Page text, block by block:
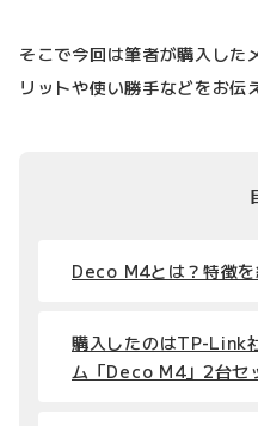
そこで今回は筆者が購入し
リットや使い勝手などをお伝
Deco M4とは？特徴
購入したのはTP-Link
ム「Deco M4」2台セ